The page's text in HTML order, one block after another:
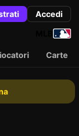
Accedi
Carte